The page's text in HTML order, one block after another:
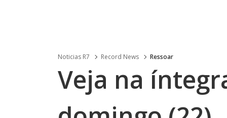
Noticias R7 Record News Ressoar
Veja na